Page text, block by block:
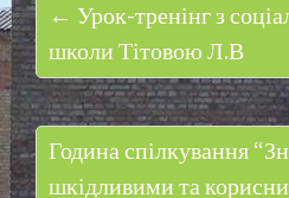
← Урок-тренінг з
школи Тітовою Л.В
Година спілкування
шкідливими та